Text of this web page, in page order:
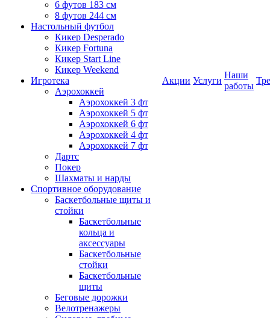
6 футов 183 см
8 футов 244 см
Настольный футбол
Кикер Desperado
Кикер Fortuna
Кикер Start Line
Кикер Weekend
Игротека
Аэрохоккей
Аэрохоккей 3 фт
Аэрохоккей 5 фт
Аэрохоккей 6 фт
Аэрохоккей 4 фт
Аэрохоккей 7 фт
Дартс
Покер
Шахматы и нарды
Спортивное оборудование
Баскетбольные щиты и
стойки
Баскетбольные
кольца и
аксессуары
Баскетбольные
стойки
Баскетбольные
щиты
Беговые дорожки
Велотренажеры
Акции Услуги
Наши
работы